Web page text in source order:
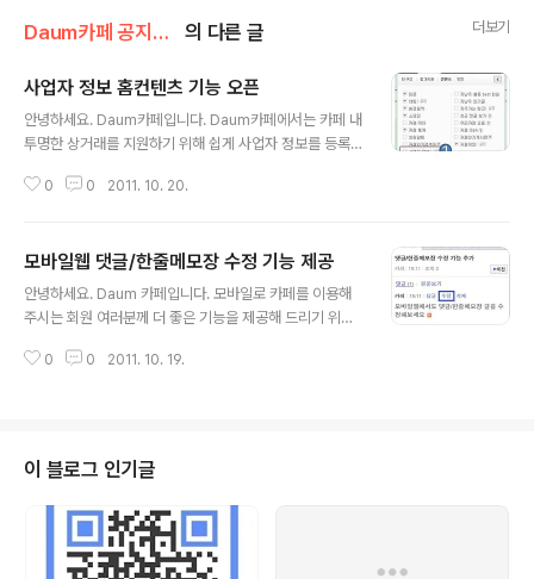
Daum카페 공지사항/서비스 안내 의 다른 글 더보기
사업자 정보 홈컨텐츠 기능 오픈
안녕하세요. Daum카페입니다. Daum카페에서는 카페 내
투명한 상거래를 지원하기 위해 쉽게 사업자 정보를 등록
동구매 게시판 관련 운영 관련한 권고 사항을 말씀드립니
0 0 2011. 10. 20.
모바일웹 댓글/한줄메모장 수정 기능 제공
안녕하세요. Daum 카페입니다. 모바일로 카페를 이용해
주시는 회원 여러분께 더 좋은 기능을 제공해 드리기 위해
장 수정기능을 추가하였습니다. 더 편리한 글쓰기 기능을
0 0 2011. 10. 19.
이 블로그 인기글